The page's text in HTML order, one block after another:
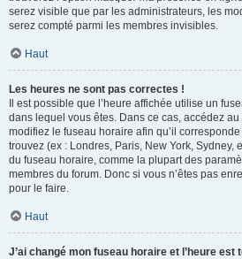
serez visible que par les administrateurs, les
serez compté parmi les membres invisibles.
Haut
Les heures ne sont pas correctes !
Il est possible que l’heure affichée utilise un
dans lequel vous êtes. Dans ce cas, accédez au
modifiez le fuseau horaire afin qu’il
trouvez (ex : Londres, Paris, New York, Sydney,
du fuseau horaire, comme la plupart des
membres du forum. Donc si vous n’êtes pas
pour le faire.
Haut
J’ai changé mon fuseau horaire et l’heure